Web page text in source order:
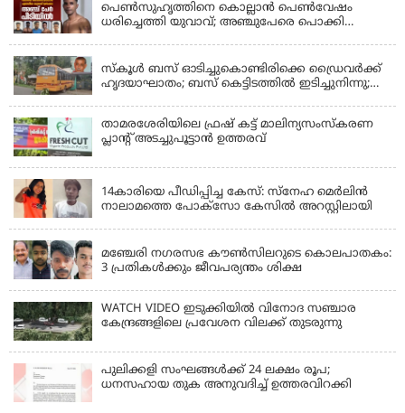
പെണ്‍സുഹൃത്തിനെ കൊല്ലാന്‍ പെണ്‍വേഷം
ധരിച്ചെത്തി യുവാവ്; അഞ്ചുപേരെ പൊക്കി
സ്കൂൾ ബസ് ഓടിച്ചുകൊണ്ടിരിക്കെ ഡ്രൈവർക്ക്
ഹൃദയാഘാതം; ബസ് കെട്ടിടത്തിൽ ഇടിച്ചുനിന്നു;
താമരശേരിയിലെ ഫ്രഷ് കട്ട് മാലിന്യസംസ്കരണ
പ്ലാന്റ് അടച്ചുപൂട്ടാൻ ഉത്തരവ്
14കാരിയെ പീഡിപ്പിച്ച കേസ്: സ്നേഹ മെർലിൻ
നാലാമത്തെ പോക്‌സോ കേസിൽ അറസ്റ്റിലായി
മഞ്ചേരി നഗരസഭ കൗൺസിലറുടെ കൊലപാതകം:
3 പ്രതികൾക്കും ജീവപര്യന്തം ശിക്ഷ
WATCH VIDEO ഇടുക്കിയിൽ വിനോദ സഞ്ചാര
കേന്ദ്രങ്ങളിലെ പ്രവേശന വിലക്ക് തുടരുന്നു
പുലിക്കളി സംഘങ്ങള്‍ക്ക് 24 ലക്ഷം രൂപ;
ധനസഹായ തുക അനുവദിച്ച് ഉത്തരവിറക്കി